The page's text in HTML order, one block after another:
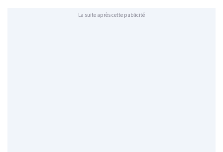
La suite après cette publicité